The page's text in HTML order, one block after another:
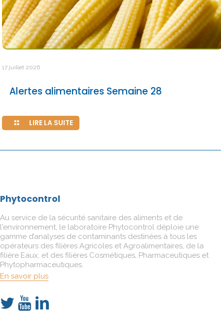
17 juillet 2026
Alertes alimentaires Semaine 28
LIRE LA SUITE
Phytocontrol
Au service de la sécurité sanitaire des aliments et de
l'environnement, le laboratoire Phytocontrol déploie une
gamme d’analyses de contaminants destinées à tous les
opérateurs des filières Agricoles et Agroalimentaires, de la
filière Eaux, et des filières Cosmétiques, Pharmaceutiques et
Phytopharmaceutiques.
En savoir plus